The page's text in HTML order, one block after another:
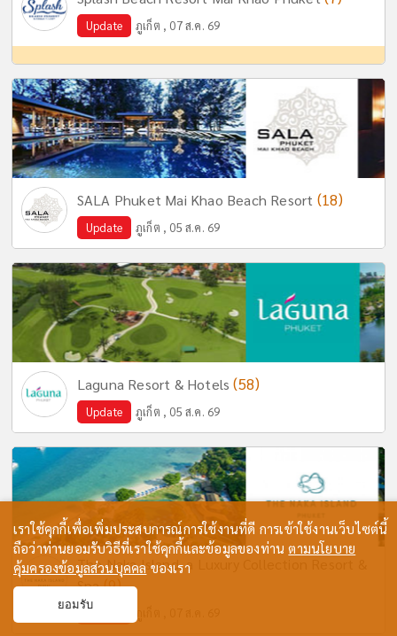
Update ภูเก็ต , 07 ส.ค. 69
SALA Phuket Mai Khao Beach Resort (18)
Update ภูเก็ต , 05 ส.ค. 69
Laguna Resort & Hotels(58)
Update ภูเก็ต , 05 ส.ค. 69
The Naka Island, a Luxury Collection Resort &
Spa(9)
Update
เราใช้คุกกี้เพื่อเพิ่มประสบการณ์การใช้งานที่ดี การเข้าใช้งานเว็บไซต์นี้
ถือว่าท่านยอมรับวิธีที่เราใช้คุกกี้และข้อมูลของท่านตามนโยบาย
คุ้มครองข้อมูลส่วนบุคคล ของเรา
ยอมรับ